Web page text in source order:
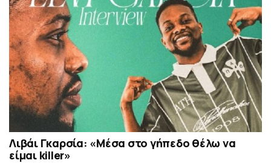
Λιβάι Γκαρσία: «Μέσα στο γήπεδο θέλω να
είμαι killer»